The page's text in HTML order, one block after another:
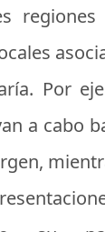
Por
a cabo